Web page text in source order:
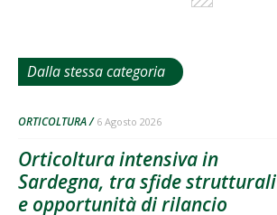
Dalla stessa categoria
ORTICOLTURA 6 Agosto 2026
Orticoltura intensiva in
Sardegna, tra sfide strutturali
e opportunità di rilancio